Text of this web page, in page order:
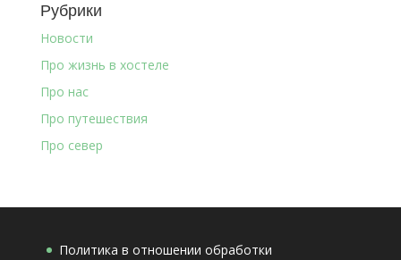
Рубрики
Новости
Про жизнь в хостеле
Про нас
Про путешествия
Про север
Политика в отношении обработки